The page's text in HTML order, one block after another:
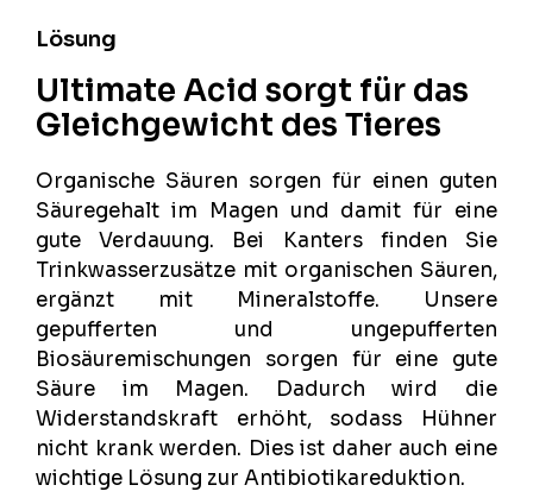
Lösung
Ultimate Acid sorgt für das
Gleichgewicht des Tieres
Organische Säuren sorgen für einen guten
Säuregehalt im Magen und damit für eine
gute Verdauung. Bei Kanters finden Sie
Trinkwasserzusätze mit organischen Säuren,
ergänzt mit Mineralstoffe. Unsere
gepufferten und ungepufferten
Biosäuremischungen sorgen für eine gute
Säure im Magen. Dadurch wird die
Widerstandskraft erhöht, sodass Hühner
nicht krank werden. Dies ist daher auch eine
wichtige Lösung zur Antibiotikareduktion.